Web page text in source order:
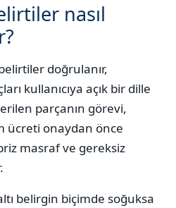
nasıl
doğrulanır,
kullanıcıya açık bir dille
parçanın görevi,
ücreti onaydan önce
masraf ve gereksiz
belirgin biçimde soğuksa